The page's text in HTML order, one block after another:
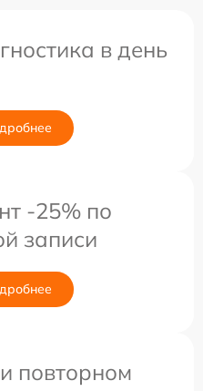
в день
-25% по
записи
повторном